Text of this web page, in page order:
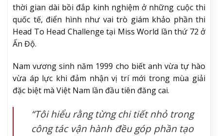
thời gian dài bồi đắp kinh nghiệm ở những cuộc thi
quốc tế, điển hình như vai trò giám khảo phần thi
Head To Head Challenge tại Miss World lần thứ 72 ở
Ấn Độ.
Nam vương sinh năm 1999 cho biết anh vừa tự hào
vừa áp lực khi đảm nhận vị trí mới trong mùa giải
đặc biệt mà Việt Nam lần đầu tiên đăng cai.
“Tôi hiểu rằng từng chi tiết nhỏ trong
công tác vận hành đều góp phần tạo